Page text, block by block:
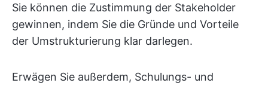
Sie können die Zustimmung der Stakeholder
gewinnen, indem Sie die Gründe und Vorteile
der Umstrukturierung klar darlegen.
Erwägen Sie außerdem, Schulungs- und